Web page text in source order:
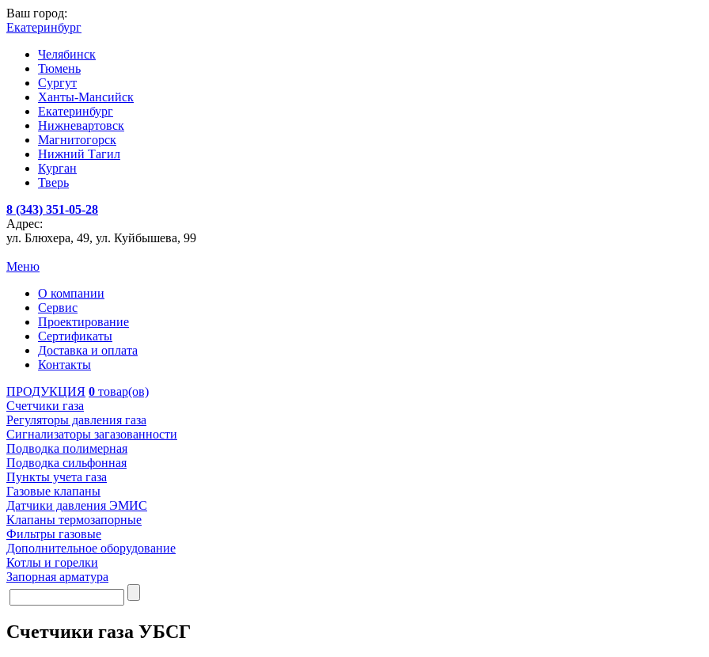
Ваш город:
Екатеринбург
Челябинск
Тюмень
Сургут
Ханты-Мансийск
Екатеринбург
Нижневартовск
Магнитогорск
Нижний Тагил
Курган
Тверь
8 (343) 351-05-28
Адрес:
ул. Блюхера, 49, ул. Куйбышева, 99
Меню
О компании
Сервис
Проектирование
Сертификаты
Доставка и оплата
Контакты
ПРОДУКЦИЯ 0 товар(ов)
Счетчики газа
Регуляторы давления газа
Сигнализаторы загазованности
Подводка полимерная
Подводка сильфонная
Пункты учета газа
Газовые клапаны
Датчики давления ЭМИС
Клапаны термозапорные
Фильтры газовые
Дополнительное оборудование
Котлы и горелки
Запорная арматура
Счетчики газа УБСГ